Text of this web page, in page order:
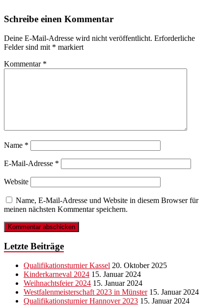
Schreibe einen Kommentar
Deine E-Mail-Adresse wird nicht veröffentlicht. Erforderliche
Felder sind mit * markiert
Kommentar *
Name *
E-Mail-Adresse *
Website
Name, E-Mail-Adresse und Website in diesem Browser für
meinen nächsten Kommentar speichern.
Letzte Beiträge
Qualifikationsturnier Kassel 20. Oktober 2025
Kinderkarneval 2024 15. Januar 2024
Weihnachtsfeier 2024 15. Januar 2024
Westfalenmeisterschaft 2023 in Münster 15. Januar 2024
Qualifikationsturnier Hannover 2023 15. Januar 2024